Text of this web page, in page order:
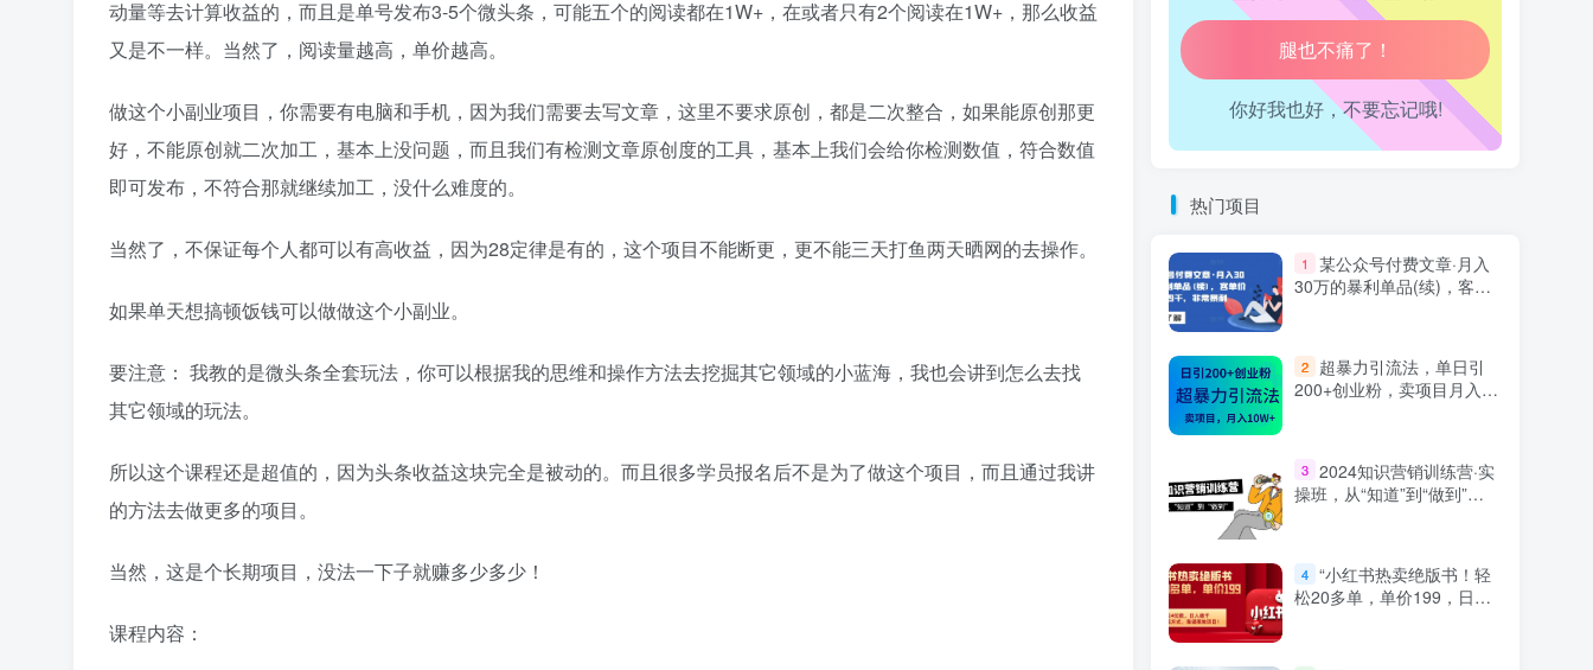
动量等去计算收益的，而且是单号发布3-5个微头条，可能五个的阅读都在1W+，在或者只有2个阅读在1W+，那么收益
又是不一样。当然了，阅读量越高，单价越高。
做这个小副业项目，你需要有电脑和手机，因为我们需要去写文章，这里不要求原创，都是二次整合，如果能原创那更
好，不能原创就二次加工，基本上没问题，而且我们有检测文章原创度的工具，基本上我们会给你检测数值，符合数值
即可发布，不符合那就继续加工，没什么难度的。
当然了，不保证每个人都可以有高收益，因为28定律是有的，这个项目不能断更，更不能三天打鱼两天晒网的去操作。
如果单天想搞顿饭钱可以做做这个小副业。
要注意： 我教的是微头条全套玩法，你可以根据我的思维和操作方法去挖掘其它领域的小蓝海，我也会讲到怎么去找
其它领域的玩法。
所以这个课程还是超值的，因为头条收益这块完全是被动的。而且很多学员报名后不是为了做这个项目，而且通过我讲
的方法去做更多的项目。
当然，这是个长期项目，没法一下子就赚多少多少！
课程内容：
走路也有劲了！
腿也不痛了！
你好我也好，不要忘记哦!
热门项目
1
某公众号付费文章·月入
30万的暴利单品(续)，客单
2
超暴力引流法，单日引
200+创业粉，卖项目月入10
3 2024知识营销训练营·实
操班，从“知道”到“做到”
4 “小红书热卖绝版书！轻
松20多单，单价199，日入